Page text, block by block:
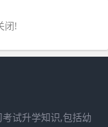
闭!
试升学知识,包括幼